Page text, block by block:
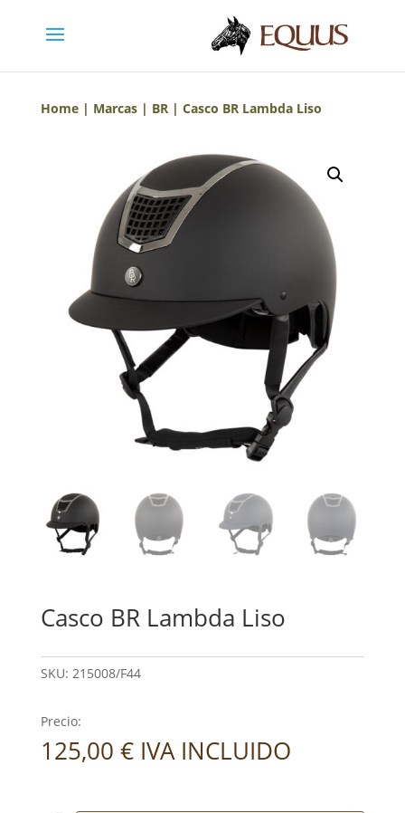
Home| Marcas| BR| Casco BR Lambda Liso
Casco BR Lambda Liso
SKU: 215008/F44
Precio:
125,00 € IVA INCLUIDO